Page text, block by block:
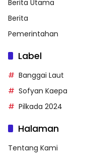
Berita Utama
Berita
Pemerintahan
Label
Banggai Laut
Sofyan Kaepa
Pilkada 2024
Halaman
Tentang Kami